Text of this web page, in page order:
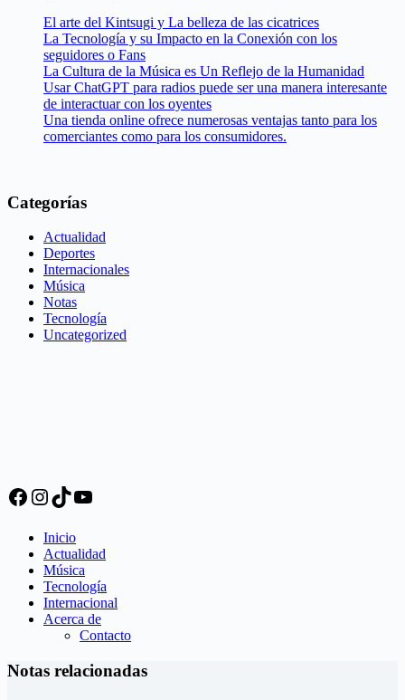
El arte del Kintsugi y La belleza de las cicatrices
La Tecnología y su Impacto en la Conexión con los
seguidores o Fans
La Cultura de la Música es Un Reflejo de la Humanidad
Usar ChatGPT para radios puede ser una manera interesante
de interactuar con los oyentes
Una tienda online ofrece numerosas ventajas tanto para los
comerciantes como para los consumidores.
Categorías
Actualidad
Deportes
Internacionales
Música
Notas
Tecnología
Uncategorized
Facebook
Instagram
TikTok
YouTube
Inicio
Actualidad
Música
Tecnología
Internacional
Acerca de
Contacto
Notas relacionadas